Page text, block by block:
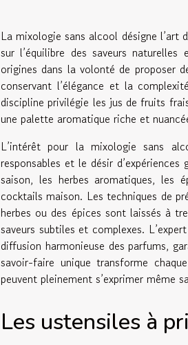
La mixologie sans alcool désigne l’art
sur l’équilibre des saveurs
origines dans la volonté de proposer
conservant l’élégance et la
discipline privilégie les jus de fruits
une palette aromatique riche et
L’intérêt pour la mixologie sans
responsables et le désir
saison, les herbes aromatiques, les
cocktails maison. Les techniques de
herbes ou des épices sont laissés à
saveurs subtiles et complexes.
diffusion harmonieuse des parfums,
savoir-faire unique transforme
peuvent pleinement s’exprimer même
Les ustensiles à